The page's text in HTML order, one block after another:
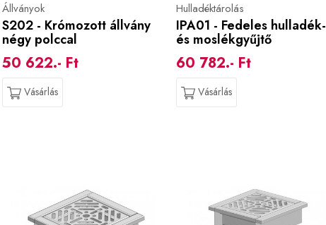
Állványok
S202 - Krómozott állvány
négy polccal
50 622.- Ft
Vásárlás
Hulladéktárolás
IPA01 - Fedeles hulladék-
és moslékgyűjtő
60 782.- Ft
Vásárlás